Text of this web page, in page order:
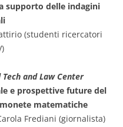
supporto delle indagini
(studenti ricercatori
and Law Center
e prospettive future del
matematiche
Frediani (giornalista)